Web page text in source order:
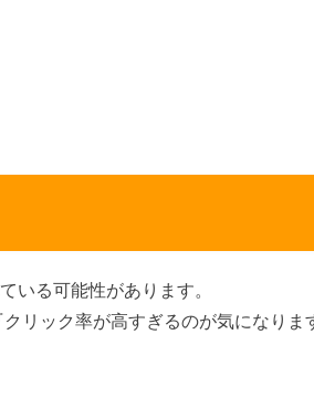
いる可能性があります。
リック率が高すぎるのが気になりま